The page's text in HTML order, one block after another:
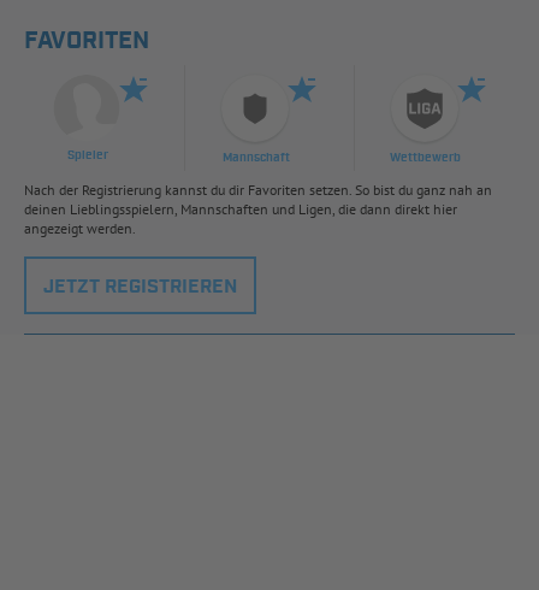
FAVORITEN
Spieler Mannschaft Wettbewerb
Nach der Registrierung kannst du dir Favoriten setzen. So bist du ganz nah an
deinen Lieblingsspielern, Mannschaften und Ligen, die dann direkt hier
angezeigt werden.
JETZT REGISTRIEREN